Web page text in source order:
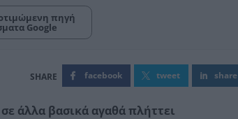
πηγή
Google
facebook tweet share
άλλα βασικά αγαθά πλήττει